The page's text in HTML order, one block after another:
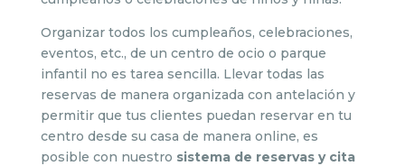
Organizar todos los cumpleaños, celebraciones,
eventos, etc., de un centro de ocio o parque
infantil no es tarea sencilla. Llevar todas las
reservas de manera organizada con antelación y
permitir que tus clientes puedan reservar en tu
centro desde su casa de manera online, es
posible con nuestro sistema de reservas y cita